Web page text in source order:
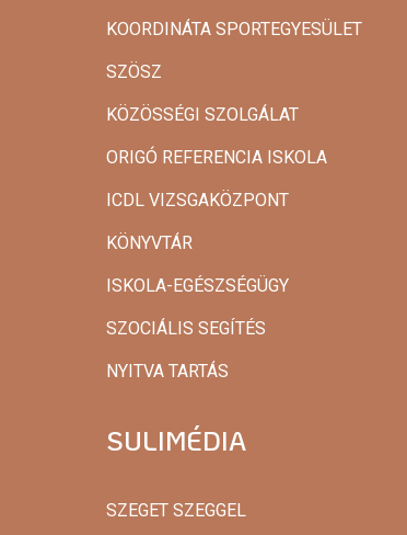
KOORDINÁTA SPORTEGYESÜLET
SZÖSZ
KÖZÖSSÉGI SZOLGÁLAT
ORIGÓ REFERENCIA ISKOLA
ICDL VIZSGAKÖZPONT
KÖNYVTÁR
ISKOLA-EGÉSZSÉGÜGY
SZOCIÁLIS SEGÍTÉS
NYITVA TARTÁS
SULIMÉDIA
SZEGET SZEGGEL